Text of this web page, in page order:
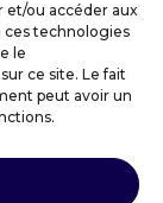
et/ou accéder aux
ces technologies
le
ce site. Le fait
peut avoir un